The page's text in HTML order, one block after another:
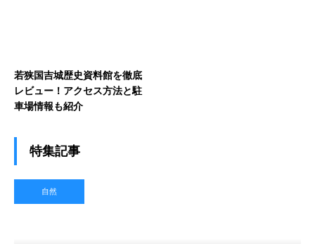
若狭国吉城歴史資料館を徹底
レビュー！アクセス方法と駐
車場情報も紹介
特集記事
自然